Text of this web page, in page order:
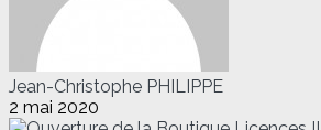
Jean-Christophe PHILIPPE
2 mai 2020